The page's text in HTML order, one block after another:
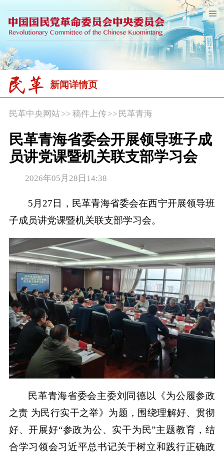
新闻详情页
民革中央网站>> 稿件上传 >> 民革青海
民革青海省委会开展领导班子成
员讲党课暨机关联支部学习会
2026年05月28日14:38
5月27日，民革青海省委会在西宁开展领导班
子成员讲党课暨机关联支部学习会。
民革青海省委会主委刘同德以《为公履参政
之责 为民行实干之举》为题，围绕理解好、贯彻
好、开展好“参政为公、实干为民”主题教育，结
合学习领会习近平总书记关于树立和践行正确政